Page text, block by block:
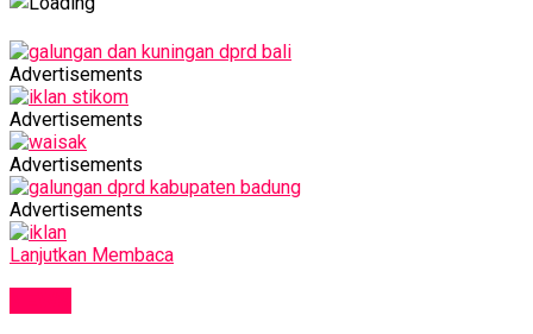
Advertisements
Advertisements
Advertisements
Advertisements
Lanjutkan Membaca